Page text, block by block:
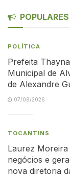
POPULARES
POLÍTICA
Prefeita
Municipal de
de Alexandre
07/08/2026
TOCANTINS
Laurez
negócios e
nova diretoria